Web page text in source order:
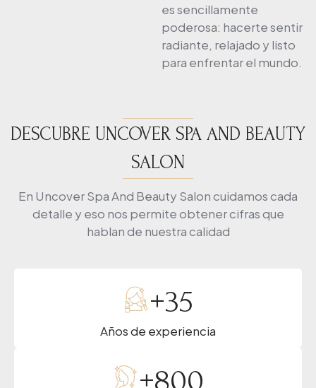
es sencillamente
poderosa: hacerte sentir
radiante, relajado y listo
para enfrentar el mundo.
DESCUBRE UNCOVER SPA AND BEAUTY
SALON
En Uncover Spa And Beauty Salon cuidamos cada
detalle y eso nos permite obtener cifras que
hablan de nuestra calidad
+35
Años de experiencia
+800